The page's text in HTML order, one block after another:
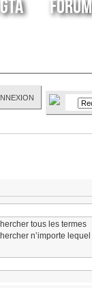
Forum
tous les termes
n’importe